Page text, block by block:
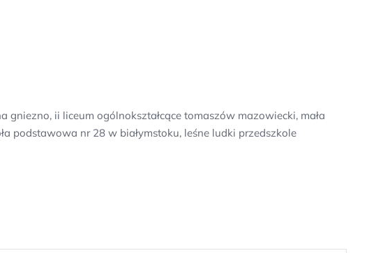
ii liceum ogólnokształcące tomaszów mazowiecki, mała
podstawowa nr 28 w białymstoku, leśne ludki przedszkole